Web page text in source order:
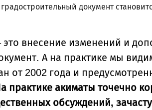
градостроительный документ
это внесение изменений и
А на практике мы
от 2002 года и
практике акиматы точечно
обсуждений,